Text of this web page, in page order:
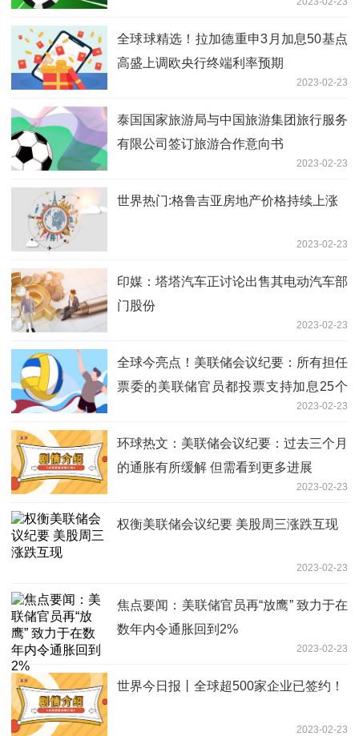
全球球精选！拉加德重申3月加息50基点
高盛上调欧央行终端利率预期
2023-02-23
泰国国家旅游局与中国旅游集团旅行服务
有限公司签订旅游合作意向书
2023-02-23
世界热门:格鲁吉亚房地产价格持续上涨
2023-02-23
印媒：塔塔汽车正讨论出售其电动汽车部
门股份
2023-02-23
全球今亮点！美联储会议纪要：所有担任
票委的美联储官员都投票支持加息25个
2023-02-23
环球热文：美联储会议纪要：过去三个月
的通胀有所缓解 但需看到更多进展
2023-02-23
权衡美联储会议纪要 美股周三涨跌互现
2023-02-23
焦点要闻：美联储官员再“放鹰” 致力于在
数年内令通胀回到2%
2023-02-23
世界今日报丨全球超500家企业已签约！
2023-02-23